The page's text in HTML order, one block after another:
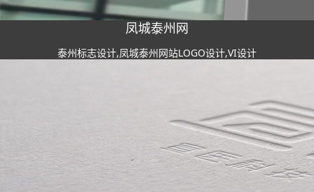
凤城泰州网
泰州标志设计,凤城泰州网站LOGO设计,VI设计